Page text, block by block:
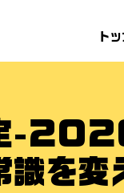
ト
-
識を変